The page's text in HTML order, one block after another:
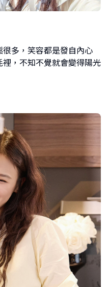
多，笑容都是發自內心
，不知不覺就會變得陽光